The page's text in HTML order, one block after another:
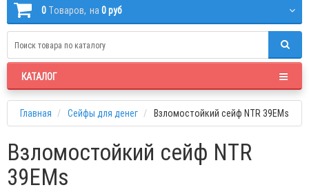
0 Tоваров, на 0 руб
КАТАЛОГ
Главная Сейфы для денег Взломостойкий сейф NTR 39EMs
Взломостойкий сейф NTR
39EMs